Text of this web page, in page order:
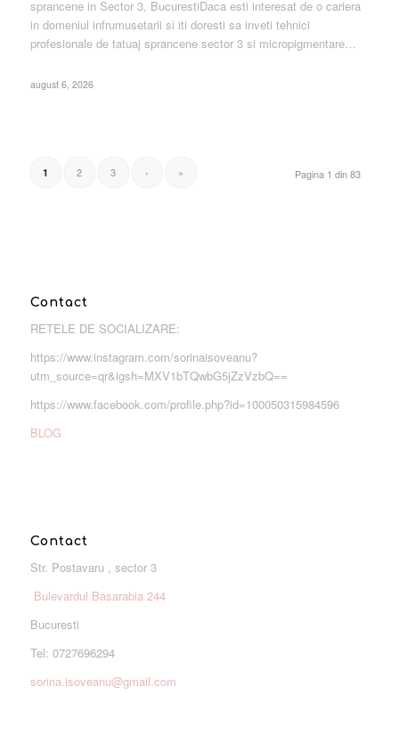
sprancene in Sector 3, BucurestiDaca esti interesat de o cariera
in domeniul infrumusetarii si iti doresti sa inveti tehnici
profesionale de tatuaj sprancene sector 3 si micropigmentare…
august 6, 2026
Pagina 1 din 83
1 2 3 › »
Contact
RETELE DE SOCIALIZARE:
https://www.instagram.com/sorinaisoveanu?
utm_source=qr&igsh=MXV1bTQwbG5jZzVzbQ==
https://www.facebook.com/profile.php?id=100050315984596
BLOG
Contact
Str. Postavaru , sector 3
Bulevardul Basarabia 244
Bucuresti
Tel: 0727696294
sorina.isoveanu@gmail.com